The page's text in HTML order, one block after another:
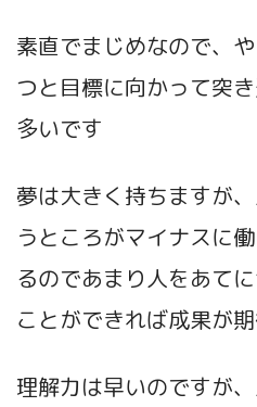
素直でまじめなので、
つと目標に向かって突
多いです
夢は大きく持ちますが
うところがマイナスに
るのであまり人をあて
ことができれば成果が
理解力は早いのですが